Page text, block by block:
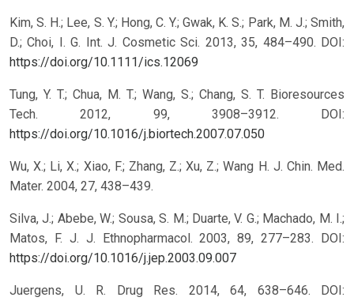
Kim, S. H.; Lee, S. Y.; Hong, C. Y.; Gwak, K. S.; Park, M. J.; Smith,
D.; Choi, I. G. Int. J. Cosmetic Sci. 2013, 35, 484–490. DOI:
https://doi.org/10.1111/ics.12069
Tung, Y. T.; Chua, M. T.; Wang, S.; Chang, S. T. Bioresources
Tech. 2012, 99, 3908–3912. DOI:
https://doi.org/10.1016/j.biortech.2007.07.050
Wu, X.; Li, X.; Xiao, F.; Zhang, Z.; Xu, Z.; Wang H. J. Chin. Med.
Mater. 2004, 27, 438–439.
Silva, J.; Abebe, W.; Sousa, S. M.; Duarte, V. G.; Machado, M. I.;
Matos, F. J. J. Ethnopharmacol. 2003, 89, 277–283. DOI:
https://doi.org/10.1016/j.jep.2003.09.007
Juergens, U. R. Drug Res. 2014, 64, 638–646. DOI: